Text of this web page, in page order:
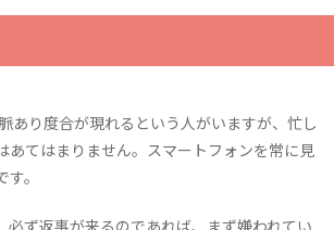
あり度合が現れるという人がいますが、忙し
あてはまりません。スマートフォンを常に見
。
必ず返事が来るのであれば、まず嫌われてい